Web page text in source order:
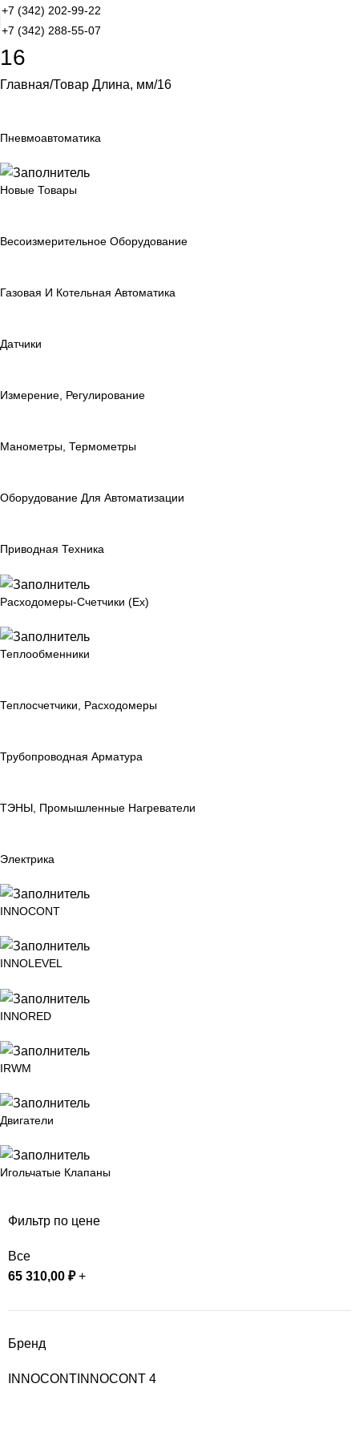
+7 (342) 202-99-22
+7 (342) 288-55-07
16
Главная Товар Длина, мм 16
Пневмоавтоматика
Новые Товары
Весоизмерительное Оборудование
Газовая И Котельная Автоматика
Датчики
Измерение, Регулирование
Манометры, Термометры
Оборудование Для Автоматизации
Приводная Техника
Расходомеры-Счетчики (Ex)
Теплообменники
Теплосчетчики, Расходомеры
Трубопроводная Арматура
ТЭНЫ, Промышленные Нагреватели
Электрика
INNOCONT
INNOLEVEL
INNORED
IRWM
Двигатели
Игольчатые Клапаны
Фильтр по цене
Все
65 310,00 ₽+
Бренд
INNOCONT INNOCONT 4